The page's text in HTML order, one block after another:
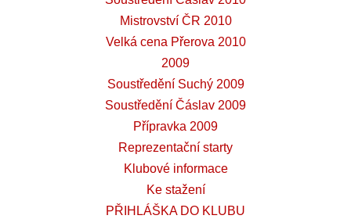
Mistrovství ČR 2010
Velká cena Přerova 2010
2009
Soustředění Suchý 2009
Soustředění Čáslav 2009
Přípravka 2009
Reprezentační starty
Klubové informace
Ke stažení
PŘIHLÁŠKA DO KLUBU